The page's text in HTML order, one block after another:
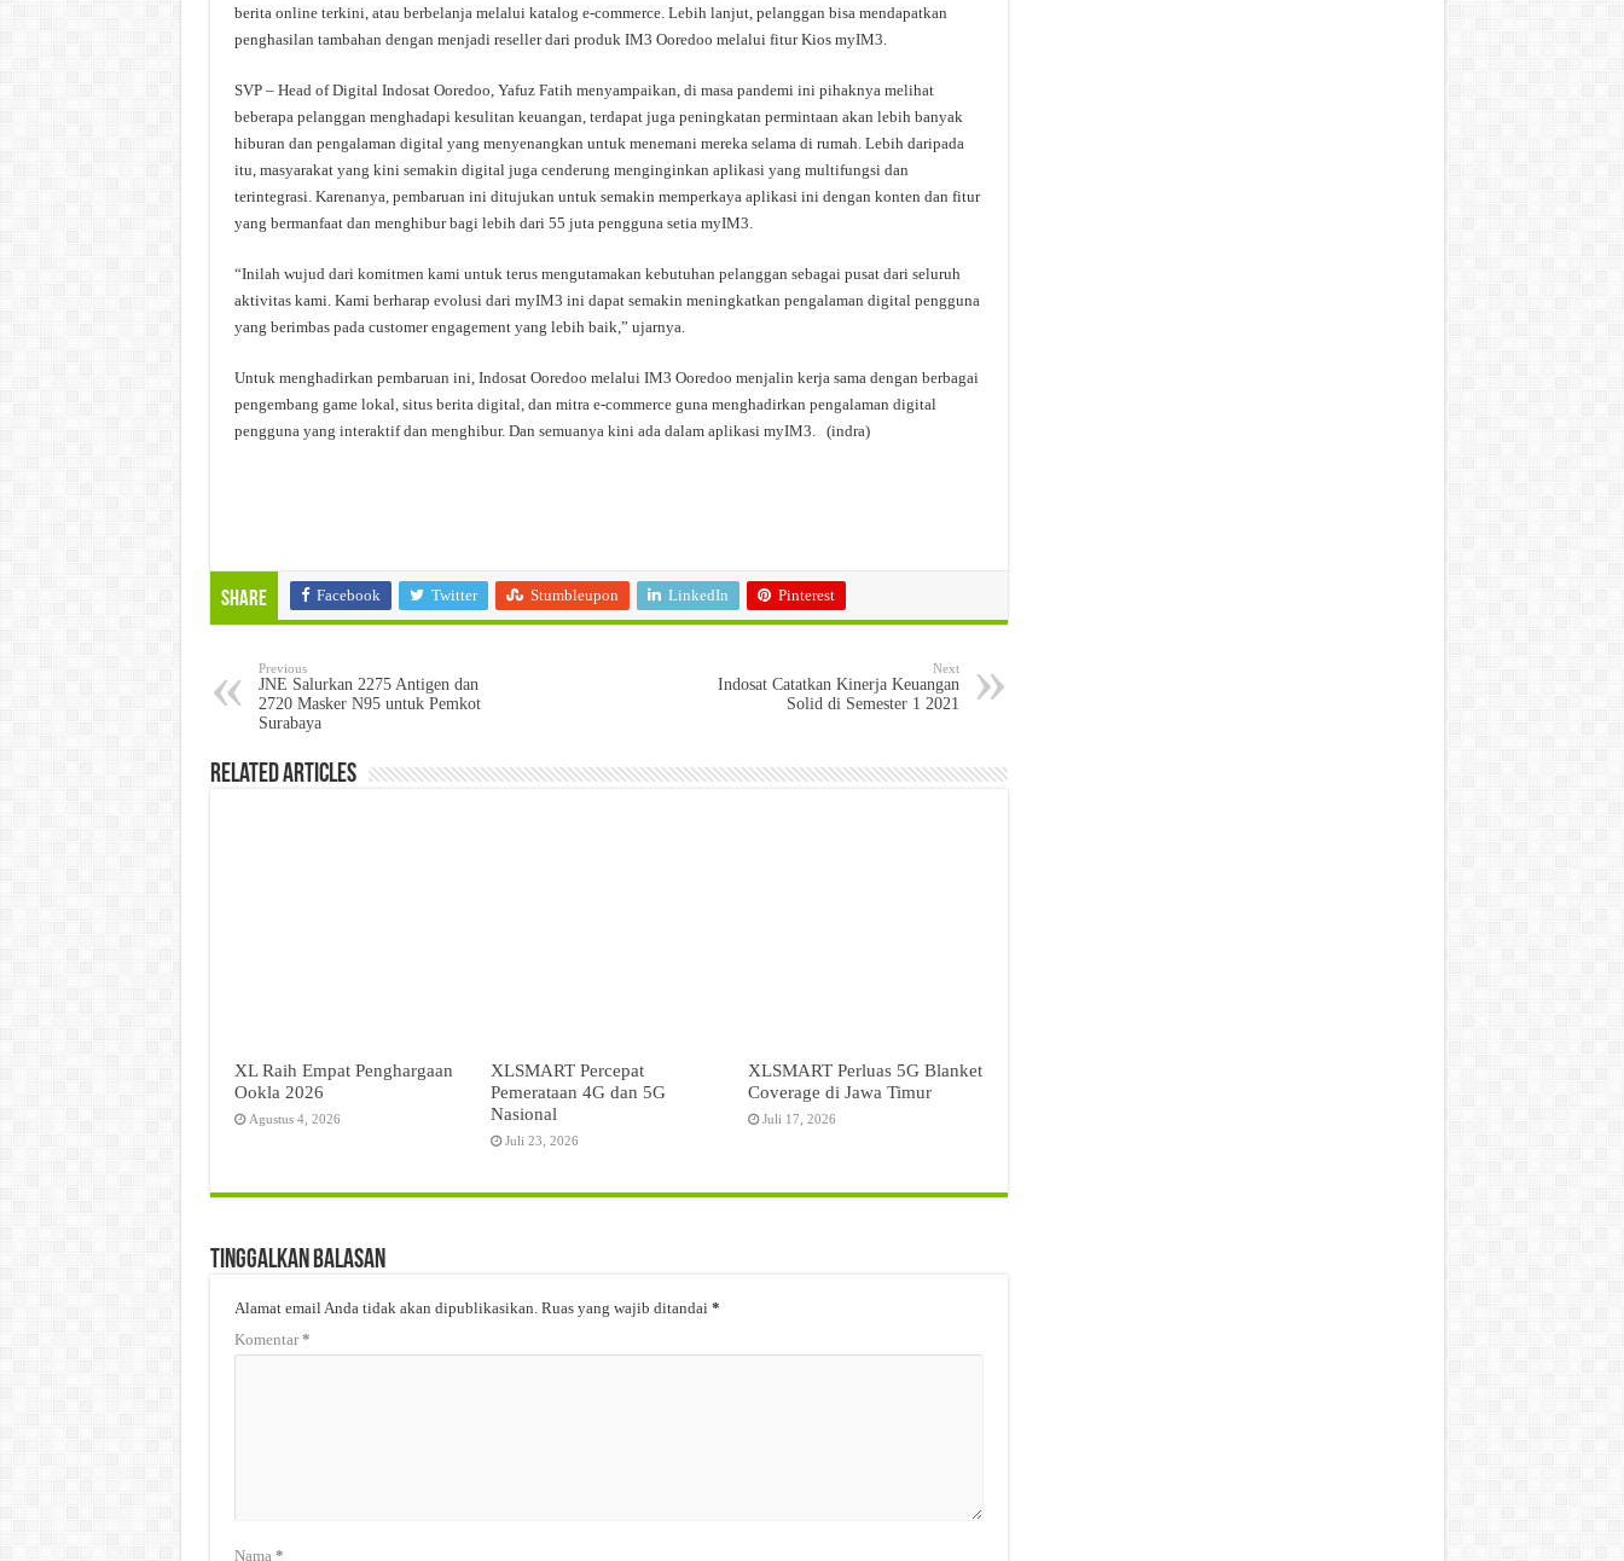
berita online terkini, atau berbelanja melalui katalog e-commerce. Lebih lanjut, pelanggan bisa mendapatkan
penghasilan tambahan dengan menjadi reseller dari produk IM3 Ooredoo melalui fitur Kios myIM3.
SVP – Head of Digital Indosat Ooredoo, Yafuz Fatih menyampaikan, di masa pandemi ini pihaknya melihat
beberapa pelanggan menghadapi kesulitan keuangan, terdapat juga peningkatan permintaan akan lebih banyak
hiburan dan pengalaman digital yang menyenangkan untuk menemani mereka selama di rumah. Lebih daripada
itu, masyarakat yang kini semakin digital juga cenderung menginginkan aplikasi yang multifungsi dan
terintegrasi. Karenanya, pembaruan ini ditujukan untuk semakin memperkaya aplikasi ini dengan konten dan fitur
yang bermanfaat dan menghibur bagi lebih dari 55 juta pengguna setia myIM3.
“Inilah wujud dari komitmen kami untuk terus mengutamakan kebutuhan pelanggan sebagai pusat dari seluruh
aktivitas kami. Kami berharap evolusi dari myIM3 ini dapat semakin meningkatkan pengalaman digital pengguna
yang berimbas pada customer engagement yang lebih baik,” ujarnya.
Untuk menghadirkan pembaruan ini, Indosat Ooredoo melalui IM3 Ooredoo menjalin kerja sama dengan berbagai
pengembang game lokal, situs berita digital, dan mitra e-commerce guna menghadirkan pengalaman digital
pengguna yang interaktif dan menghibur. Dan semuanya kini ada dalam aplikasi myIM3. (indra)
Share Facebook Twitter Stumbleupon LinkedIn Pinterest
Previous
JNE Salurkan 2275 Antigen dan
2720 Masker N95 untuk Pemkot
Surabaya
Next
Indosat Catatkan Kinerja Keuangan
Solid di Semester 1 2021
Related Articles
XL Raih Empat Penghargaan
Ookla 2026
Agustus 4, 2026
XLSMART Percepat
Pemerataan 4G dan 5G
Nasional
Juli 23, 2026
XLSMART Perluas 5G Blanket
Coverage di Jawa Timur
Juli 17, 2026
Tinggalkan Balasan
Alamat email Anda tidak akan dipublikasikan. Ruas yang wajib ditandai *
Komentar*
Nama *